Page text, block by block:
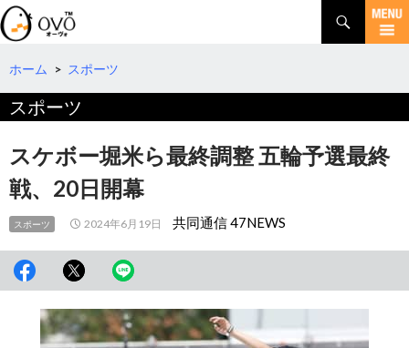
検
索
コ
テ
へ
動
ホーム > スポーツ
スポーツ
スケボー堀米ら最終調整 五輪予選最終
戦、20日開幕
スポーツ 2024年6月19日 共同通信 47NEWS